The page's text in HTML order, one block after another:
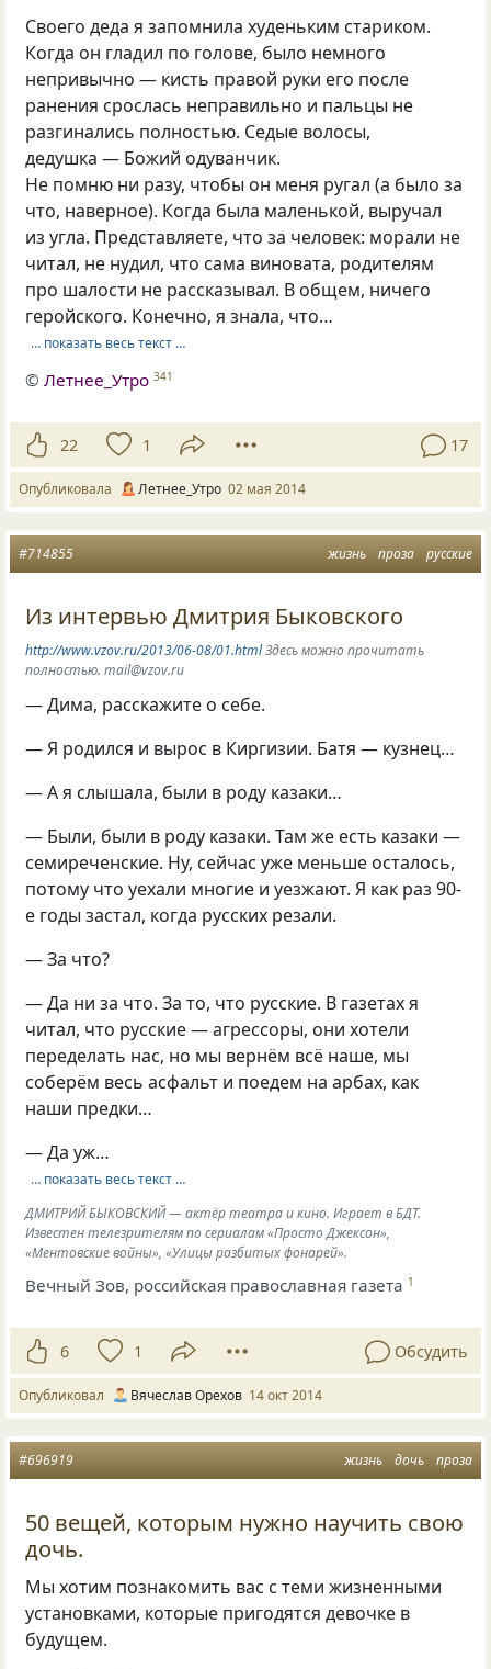
Своего деда я запомнила худеньким стариком.
Когда он гладил по голове, было немного
непривычно — кисть правой руки его после
ранения срослась неправильно и пальцы не
разгинались полностью. Седые волосы,
дедушка — Божий одуванчик.
Не помню ни разу, чтобы он меня ругал (а было за
что, наверное). Когда была маленькой, выручал
из угла. Представляете, что за человек: морали не
читал, не нудил, что сама виновата, родителям
про шалости не рассказывал. В общем, ничего
геройского. Конечно, я знала, что…
… показать весь текст …
©Летнее_Утро 341
22 1 17
Опубликовала Летнее_Утро 02 мая 2014
жизнь проза русские
#714855
Из интервью Дмитрия Быковского
http://www.vzov.ru/2013/06-08/01.htmlЗдесь можно прочитать
полностью. mail@vzov.ru
— Дима, расскажите о себе.
— Я родился и вырос в Киргизии. Батя — кузнец…
— А я слышала, были в роду казаки…
— Были, были в роду казаки. Там же есть казаки —
семиреченские. Ну, сейчас уже меньше осталось,
потому что уехали многие и уезжают. Я как раз 90-
е годы застал, когда русских резали.
— За что?
— Да ни за что. За то, что русские. В газетах я
читал, что русские — агрессоры, они хотели
переделать нас, но мы вернём всё наше, мы
соберём весь асфальт и поедем на арбах, как
наши предки…
— Да уж…
… показать весь текст …
ДМИТРИЙ БЫКОВСКИЙ — актёр театра и кино. Играет в БДТ.
Известен телезрителям по сериалам «Просто Джексон»,
«Ментовские войны», «Улицы разбитых фонарей».
Вечный Зов, российская православная газета 1
6 1 Обсудить
Опубликовал Вячеслав Орехов 14 окт 2014
жизнь дочь проза
#696919
50 вещей, которым нужно научить свою
дочь.
Мы хотим познакомить вас с теми жизненными
установками, которые пригодятся девочке в
будущем.